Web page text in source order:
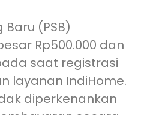
Baru (PSB)
Rp500.000 dan
saat registrasi
layanan IndiHome.
diperkenankan